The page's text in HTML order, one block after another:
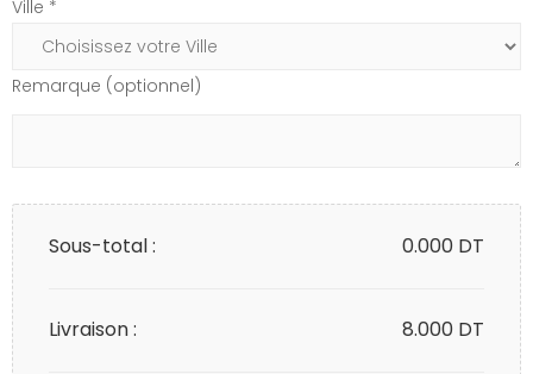
Ville *
Remarque (optionnel)
Sous-total : 0.000 DT
Livraison : 8.000 DT